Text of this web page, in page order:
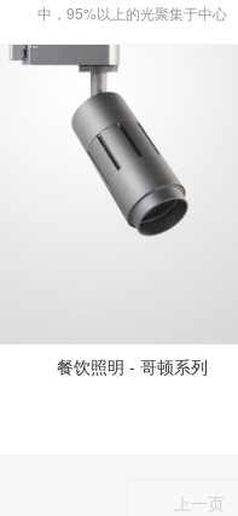
中，95%以上的光聚集于中心
餐饮照明 - 哥顿系列
上一页